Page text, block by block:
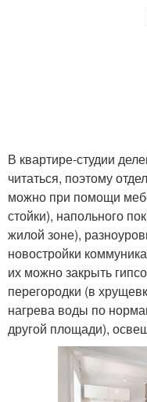
В квартире-студии
читаться, поэтому
можно при помощи
стойки), напольного
жилой зоне),
новостройки
их можно закрыть
перегородки (в
нагрева воды по
другой площади),